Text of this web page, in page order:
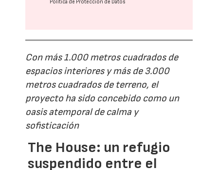
Política de Protección de Datos
Con más 1.000 metros cuadrados de
espacios interiores y más de 3.000
metros cuadrados de terreno, el
proyecto ha sido concebido como un
oasis atemporal de calma y
sofisticación
The House: un refugio
suspendido entre el